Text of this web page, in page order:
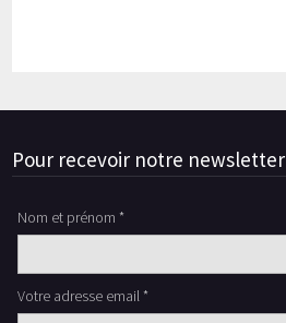
Pour recevoir notre newsletter
Nom et prénom *
Votre adresse email *